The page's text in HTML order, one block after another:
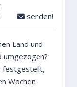
senden!
Land und
umgezogen?
festgestellt,
Wochen